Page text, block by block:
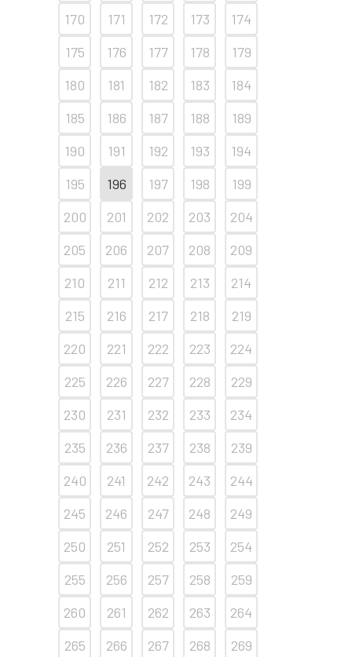
170
171 172 173
174
175
176 177 178
179
180
181 182 183
184
185
186 187 188
189
190
191 192 193
194
195
196 197 198
199
200
201 202 203
204
205
206 207 208
209
210
211 212 213
214
215
216 217 218
219
220
221 222 223
224
225
226 227 228
229
230
231 232 233
234
235
236 237 238
239
240
241 242 243
244
245
246 247 248
249
250
251 252 253
254
255
256 257 258
259
260
261 262 263
264
265
266 267 268
269